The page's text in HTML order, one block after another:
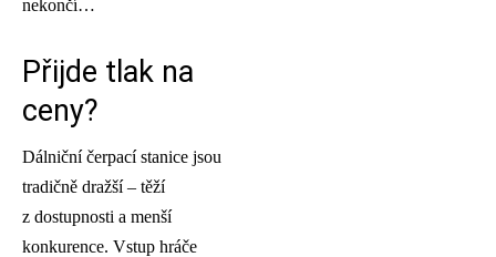
nekončí…
Přijde tlak na
ceny?
Dálniční čerpací stanice jsou
tradičně dražší – těží
z dostupnosti a menší
konkurence. Vstup hráče